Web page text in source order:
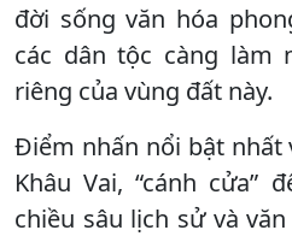
đời sống văn hóa
các dân tộc càng làm
riêng của vùng đất này.
Điểm nhấn nổi bật nhất
Khâu Vai, “cánh cửa”
chiều sâu lịch sử và